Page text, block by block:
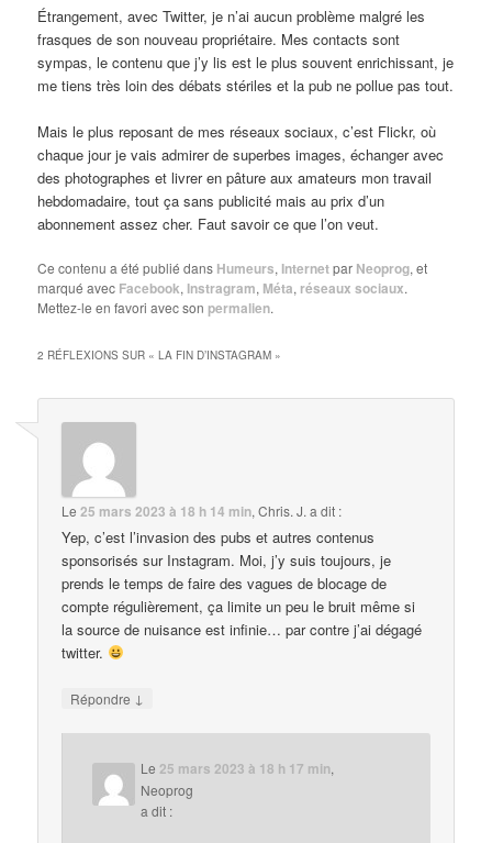
Étrangement, avec Twitter, je n’ai aucun problème malgré les
frasques de son nouveau propriétaire. Mes contacts sont
sympas, le contenu que j’y lis est le plus souvent enrichissant, je
me tiens très loin des débats stériles et la pub ne pollue pas tout.
Mais le plus reposant de mes réseaux sociaux, c’est Flickr, où
chaque jour je vais admirer de superbes images, échanger avec
des photographes et livrer en pâture aux amateurs mon travail
hebdomadaire, tout ça sans publicité mais au prix d’un
abonnement assez cher. Faut savoir ce que l’on veut.
Ce contenu a été publié dans Humeurs, Internetpar Neoprog, et
marqué avec Facebook, Instragram, Méta, réseaux sociaux.
Mettez-le en favori avec son permalien.
2 RÉFLEXIONS SUR «LA FIN D’INSTAGRAM »
Le25 mars 2023 à 18 h 14 min,Chris. J. a dit :
Yep, c’est l’invasion des pubs et autres contenus
sponsorisés sur Instagram. Moi, j’y suis toujours, je
prends le temps de faire des vagues de blocage de
compte régulièrement, ça limite un peu le bruit même si
la source de nuisance est infinie… par contre j’ai dégagé
twitter.
Répondre ↓
Le 25 mars 2023 à 18 h 17 min,
Neoprog
a dit :